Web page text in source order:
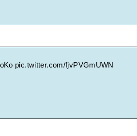
pic.twitter.com/fjvPVGmUWN